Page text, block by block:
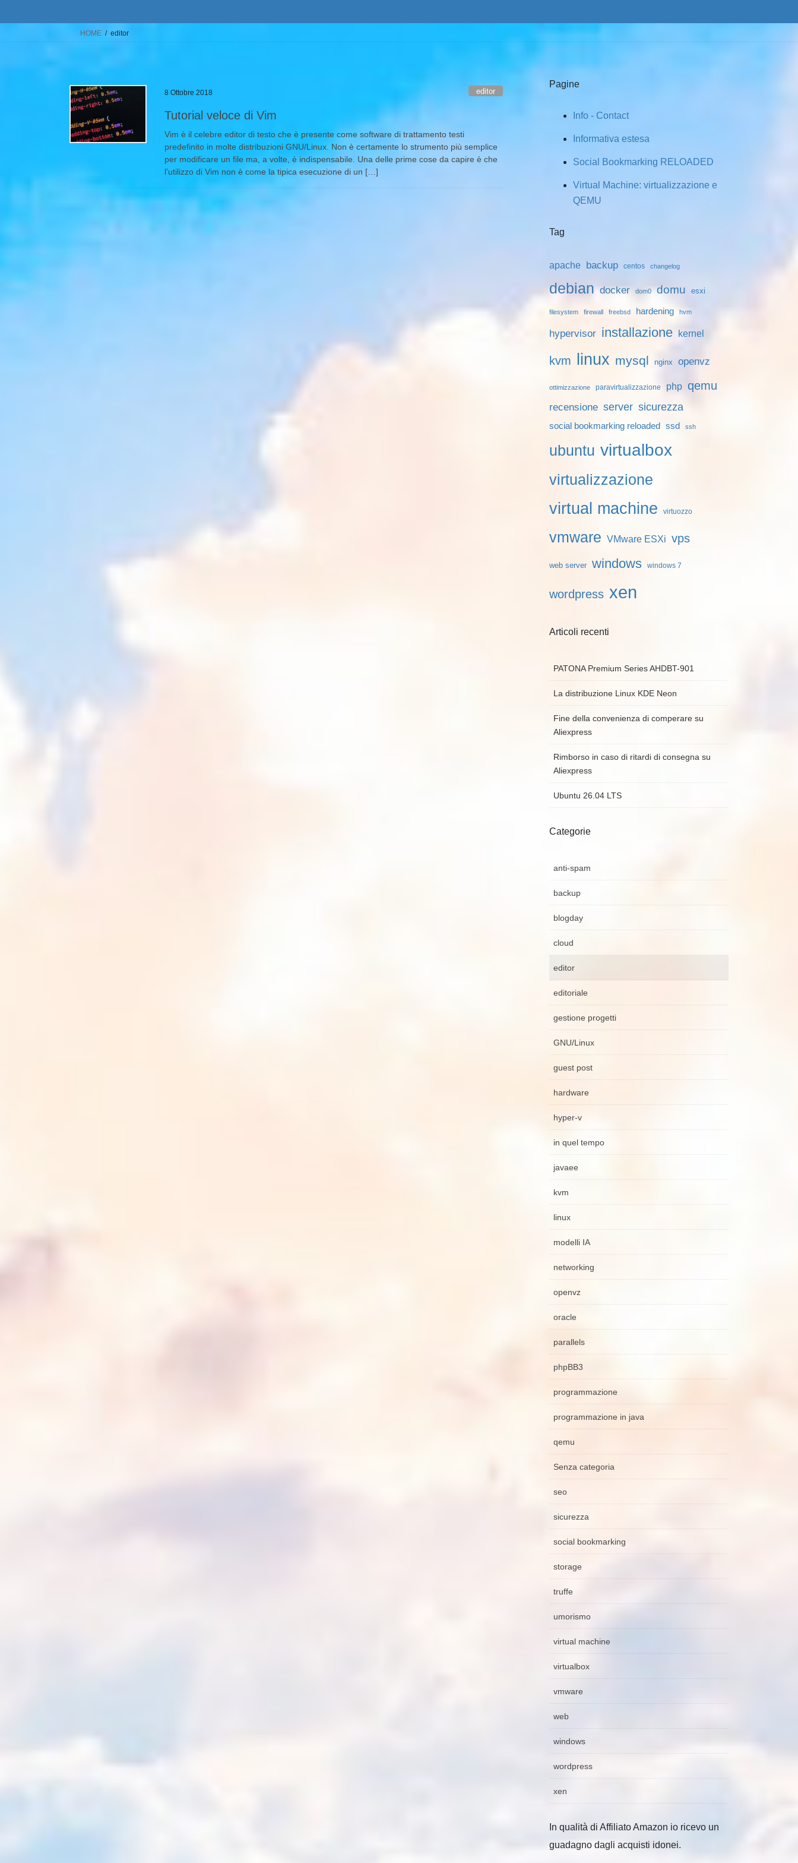
HOME editor
8 Ottobre 2018 editor
Tutorial veloce di Vim
Vim è il celebre editor di testo che è presente come software di trattamento testi
predefinito in molte distribuzioni GNU/Linux. Non è certamente lo strumento più semplice
per modificare un file ma, a volte, è indispensabile. Una delle prime cose da capire è che
l’utilizzo di Vim non è come la tipica esecuzione di un […]
Pagine
Info - Contact
Informativa estesa
Social Bookmarking RELOADED
Virtual Machine: virtualizzazione e
QEMU
Tag
apache backup centos changelog
debian docker dom0 domu esxi
filesystem firewall freebsd hardening hvm
hypervisor installazione kernel
kvm linux mysql nginx openvz
ottimizzazione paravirtualizzazione php qemu
recensione server sicurezza
social bookmarking reloaded ssd ssh
ubuntu virtualbox
virtualizzazione
virtual machine virtuozzo
vmware VMware ESXi vps
web server windows windows 7
wordpress xen
Articoli recenti
PATONA Premium Series AHDBT-901
La distribuzione Linux KDE Neon
Fine della convenienza di comperare su
Aliexpress
Rimborso in caso di ritardi di consegna su
Aliexpress
Ubuntu 26.04 LTS
Categorie
anti-spam
backup
blogday
cloud
editor
editoriale
gestione progetti
GNU/Linux
guest post
hardware
hyper-v
in quel tempo
javaee
kvm
linux
modelli IA
networking
openvz
oracle
parallels
phpBB3
programmazione
programmazione in java
qemu
Senza categoria
seo
sicurezza
social bookmarking
storage
truffe
umorismo
virtual machine
virtualbox
vmware
web
windows
wordpress
xen
In qualità di Affiliato Amazon io ricevo un
guadagno dagli acquisti idonei.